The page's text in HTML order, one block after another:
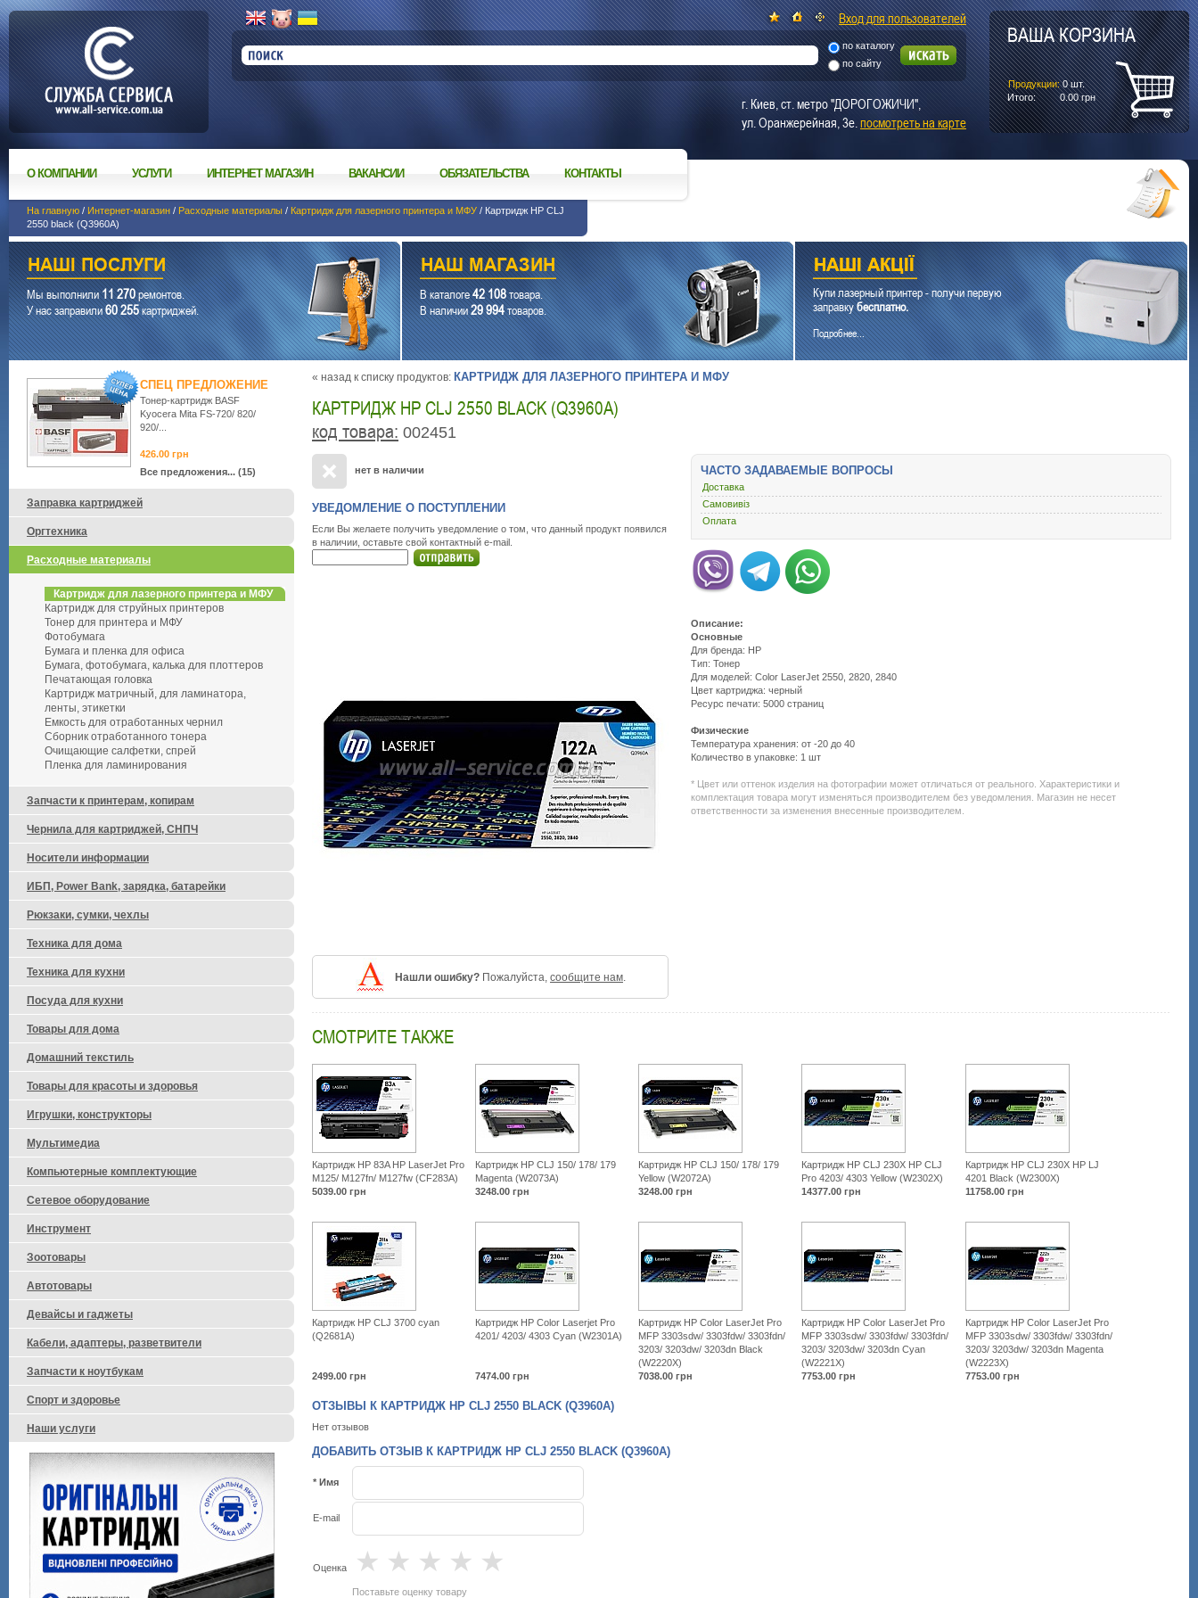
О КОМПАНИИ УСЛУГИ ИНТЕРНЕТ МАГАЗИН ВАКАНСИИ ОБЯЗАТЕЛЬСТВА КОНТАКТЫ
На главную / Интернет-магазин / Расходные материалы / Картридж для лазерного принтера и МФУ / Картридж HP CLJ
2550 black (Q3960A)
Мы выполнили11 270ремонтов.
У нас заправили60 255картриджей.
В каталоге42 108товара.
В наличии29 994товаров.
Купи лазерный принтер - получи первую
заправкубесплатно.
Подробнее...
« назад к списку продуктов: КАРТРИДЖ ДЛЯ ЛАЗЕРНОГО ПРИНТЕРА И МФУ
КАРТРИДЖ HP CLJ 2550 BLACK (Q3960A)
код товара: 002451
нет в наличии
УВЕДОМЛЕНИЕ О ПОСТУПЛЕНИИ
Если Вы желаете получить уведомление о том, что данный продукт появился
в наличии, оставьте свой контактный e-mail.
Нашли ошибку? Пожалуйста, сообщите нам.
ЧАСТО ЗАДАВАЕМЫЕ ВОПРОСЫ
Доставка
Самовивіз
Оплата
Описание:
Основные
Для бренда: HP
Тип: Тонер
Для моделей: Color LaserJet 2550, 2820, 2840
Цвет картриджа: черный
Ресурс печати: 5000 страниц
Физические
Температура хранения: от -20 до 40
Количество в упаковке: 1 шт
service.com.uacatalog/1119-
rashodnye-
materialy/5259-
* Цвет или оттенок изделия на фотографии может отличаться от реального. Характеристики и
комплектация товара могут изменяться производителем без уведомления. Магазин не несет
ответственности за изменения внесенные производителем.
СМОТРИТЕ ТАКЖЕ
Картридж HP 83A HP LaserJet Pro
M125/ M127fn/ M127fw (CF283A)
Картридж HP CLJ 150/ 178/ 179
Magenta (W2073A)
Картридж HP CLJ 150/ 178/ 179
Yellow (W2072A)
Картридж HP CLJ 230X HP CLJ
Pro 4203/ 4303 Yellow (W2302X)
Картридж HP CLJ 230X HP LJ
4201 Black (W2300X)
5039.00 грн 3248.00 грн 3248.00 грн 14377.00 грн 11758.00 грн
Картридж HP CLJ 3700 cyan
(Q2681A)
Картридж HP Color Laserjet Pro
4201/ 4203/ 4303 Cyan (W2301A)
Картридж HP Color LaserJet Pro
MFP 3303sdw/ 3303fdw/ 3303fdn/
3203/ 3203dw/ 3203dn Black
(W2220X)
Картридж HP Color LaserJet Pro
MFP 3303sdw/ 3303fdw/ 3303fdn/
3203/ 3203dw/ 3203dn Cyan
(W2221X)
Картридж HP Color LaserJet Pro
MFP 3303sdw/ 3303fdw/ 3303fdn/
3203/ 3203dw/ 3203dn Magenta
(W2223X)
2499.00 грн 7474.00 грн 7038.00 грн 7753.00 грн 7753.00 грн
ОТЗЫВЫ К КАРТРИДЖ HP CLJ 2550 BLACK (Q3960A)
Нет отзывов
ДОБАВИТЬ ОТЗЫВ К КАРТРИДЖ HP CLJ 2550 BLACK (Q3960A)
* Имя
E-mail
Оценка ★
★
★
★
★
Поставьте оценку товару
СПЕЦ ПРЕДЛОЖЕНИЕ
Тонер-картридж BASF
Kyocera Mita FS-720/ 820/
920/...
426.00 грн
Все предложения... (15)
Заправка картриджей
Оргтехника
Расходные материалы
Картридж для лазерного принтера и МФУ
Картридж для струйных принтеров
Тонер для принтера и МФУ
Фотобумага
Бумага и пленка для офиса
Бумага, фотобумага, калька для плоттеров
Печатающая головка
Картридж матричный, для ламинатора,
ленты, этикетки
Емкость для отработанных чернил
Сборник отработанного тонера
Очищающие салфетки, спрей
Пленка для ламинирования
Запчасти к принтерам, копирам
Чернила для картриджей, СНПЧ
Носители информации
ИБП, Power Bank, зарядка, батарейки
Рюкзаки, сумки, чехлы
Техника для дома
Техника для кухни
Посуда для кухни
Товары для дома
Домашний текстиль
Товары для красоты и здоровья
Игрушки, конструкторы
Мультимедиа
Компьютерные комплектующие
Сетевое оборудование
Инструмент
Зоотовары
Автотовары
Девайсы и гаджеты
Кабели, адаптеры, разветвители
Запчасти к ноутбукам
Спорт и здоровье
Наши услуги
ВАША КОРЗИНА
Продукции: 0шт.
Итого:
0.00 грн
Вход для пользователей
по каталогу
по сайту
г. Киев, ст. метро "ДОРОГОЖИЧИ",
ул. Оранжерейная, 3е.посмотреть на карте